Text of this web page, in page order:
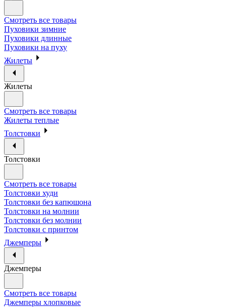
Смотреть все товары
Пуховики зимние
Пуховики длинные
Пуховики на пуху
Жилеты
Жилеты
Смотреть все товары
Жилеты теплые
Толстовки
Толстовки
Смотреть все товары
Толстовки худи
Толстовки без капюшона
Толстовки на молнии
Толстовки без молнии
Толстовки с принтом
Джемперы
Джемперы
Смотреть все товары
Джемперы хлопковые